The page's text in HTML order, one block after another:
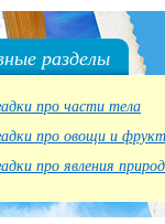
разделы
про части тела
про овощи и
про явления